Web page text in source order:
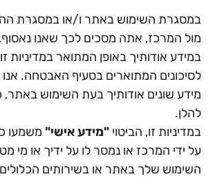
במסגרת השימוש באתר ו/או במסגרת
מול המרכז, אתה מסכים לכך שאנו
במידע אודותיך באופן המתואר במדיניות
לסיכונים המתוארים בסעיף האבטחה. אנו
מידע שונים אודותיך בעת השימוש באתר,
להלן.
במדיניות זו, הביטוי "מידע אישי" משמעו
על ידי המרכז או נמסר לו על ידיך או מי
השימוש שלך באתר או בשירותים